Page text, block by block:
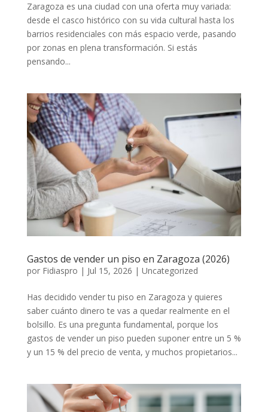
Zaragoza es una ciudad con una oferta muy variada:
desde el casco histórico con su vida cultural hasta los
barrios residenciales con más espacio verde, pasando
por zonas en plena transformación. Si estás
pensando...
Gastos de vender un piso en Zaragoza (2026)
por Fidiaspro | Jul 15, 2026 | Uncategorized
Has decidido vender tu piso en Zaragoza y quieres
saber cuánto dinero te vas a quedar realmente en el
bolsillo. Es una pregunta fundamental, porque los
gastos de vender un piso pueden suponer entre un 5 %
y un 15 % del precio de venta, y muchos propietarios...